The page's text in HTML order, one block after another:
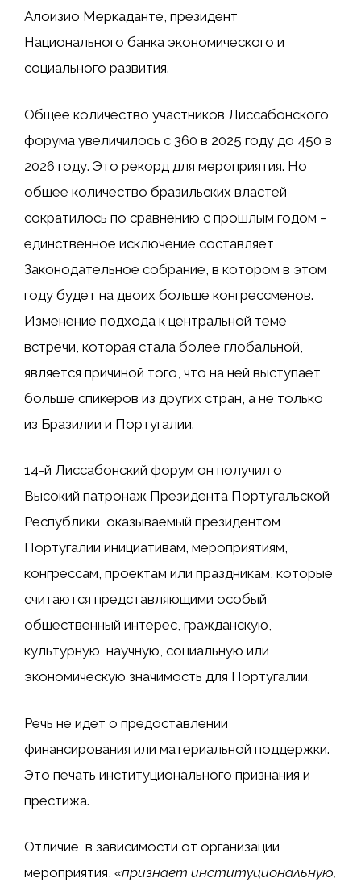
Алоизио Меркаданте, президент
Национального банка экономического и
социального развития.
Общее количество участников Лиссабонского
форума увеличилось с 360 в 2025 году до 450 в
2026 году. Это рекорд для мероприятия. Но
общее количество бразильских властей
сократилось по сравнению с прошлым годом –
единственное исключение составляет
Законодательное собрание, в котором в этом
году будет на двоих больше конгрессменов.
Изменение подхода к центральной теме
встречи, которая стала более глобальной,
является причиной того, что на ней выступает
больше спикеров из других стран, а не только
из Бразилии и Португалии.
14-й Лиссабонский форум он получил o
Высокий патронаж Президента Португальской
Республики, оказываемый президентом
Португалии инициативам, мероприятиям,
конгрессам, проектам или праздникам, которые
считаются представляющими особый
общественный интерес, гражданскую,
культурную, научную, социальную или
экономическую значимость для Португалии.
Речь не идет о предоставлении
финансирования или материальной поддержки.
Это печать институционального признания и
престижа.
Отличие, в зависимости от организации
мероприятия, «признает институциональную,